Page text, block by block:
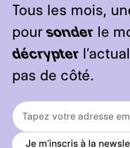
Tous les mois,
pour sonder le
décrypter
pas de côté.
Je m’inscris à la